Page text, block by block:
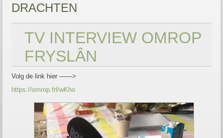
DRACHTEN
TV INTERVIEW OMROP
FRYSLÂN
Volg de link hier ——>
https://omrop.frl/wKho